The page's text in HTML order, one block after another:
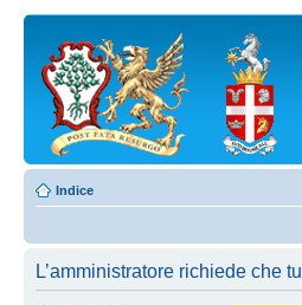
Indice
L’amministratore richiede che